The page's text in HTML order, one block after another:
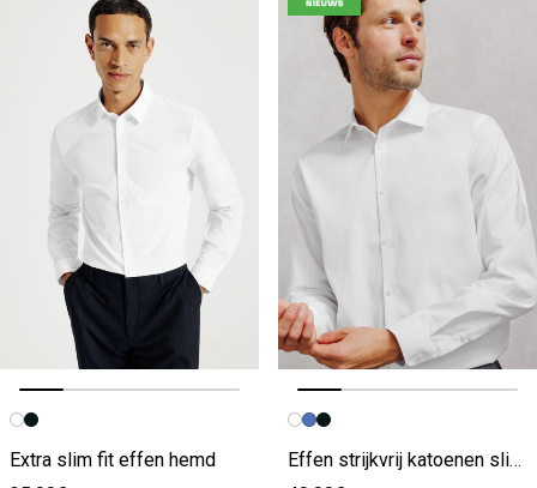
Vorige afbeelding
Volgende beeld
Extra slim fit effen hemd
Vorige afbeelding
Volgende beeld
Effen strijkvrij katoenen slim hemd